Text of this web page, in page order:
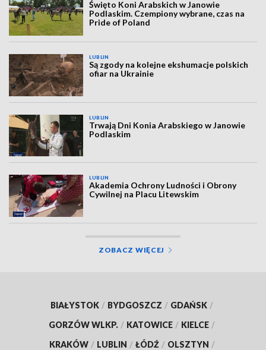
Święto Koni Arabskich w Janowie
Podlaskim. Czempiony wybrane, czas na
Pride of Poland
LUBLIN
Są zgody na kolejne ekshumacje polskich
ofiar na Ukrainie
LUBLIN
Trwają Dni Konia Arabskiego w Janowie
Podlaskim
LUBLIN
Akademia Ochrony Ludności i Obrony
Cywilnej na Placu Litewskim
ZOBACZ WIĘCEJ
BIAŁYSTOK / BYDGOSZCZ / GDAŃSK /
GORZÓW WLKP. / KATOWICE / KIELCE /
KRAKÓW / LUBLIN / ŁÓDŹ / OLSZTYN /